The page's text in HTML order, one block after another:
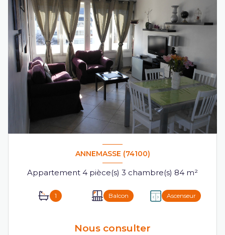
ANNEMASSE (74100)
Appartement 4 pièce(s) 3 chambre(s) 84 m²
1 Balcon Ascenseur
Nous consulter